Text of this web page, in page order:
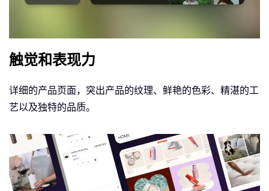
触觉和表现力
详细的产品页面，突出产品的纹理、鲜艳的色彩、精湛的工
艺以及独特的品质。